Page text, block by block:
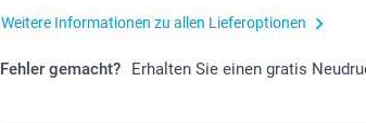
Weitere Informationen zu allen Lieferoptionen
Fehler gemacht? Erhalten Sie einen gratis